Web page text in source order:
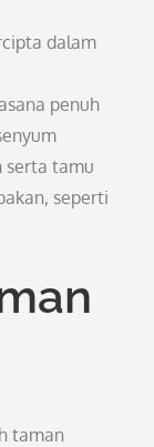
dalam
penuh
serta tamu
seperti
taman